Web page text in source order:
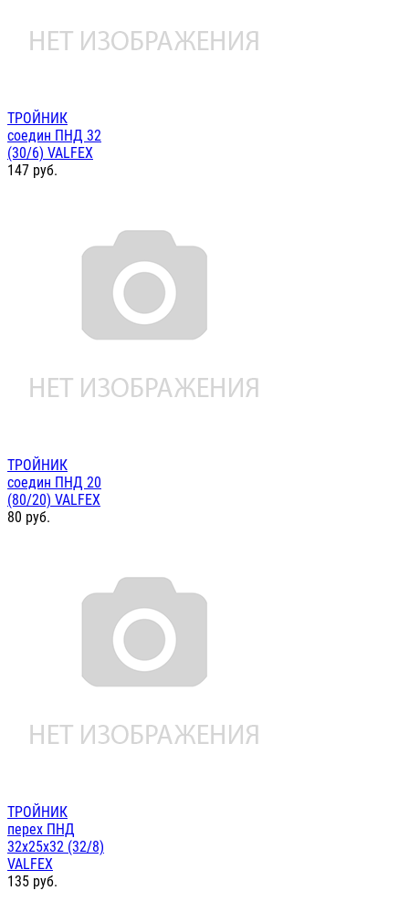
ТРОЙНИК
соедин ПНД 32
(30/6) VALFEX
147 руб.
ТРОЙНИК
соедин ПНД 20
(80/20) VALFEX
80 руб.
ТРОЙНИК
перех ПНД
32х25х32 (32/8)
VALFEX
135 руб.